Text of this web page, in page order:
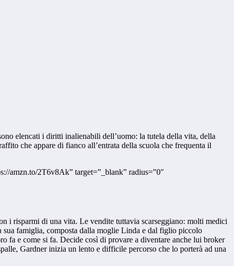
elencati i diritti inalienabili dell’uomo: la tutela della vita, della
che appare di fianco all’entrata della scuola che frequenta il
amzn.to/2T6v8Ak” target=”_blank” radius=”0″
i risparmi di una vita. Le vendite tuttavia scarseggiano: molti medici
sua famiglia, composta dalla moglie Linda e dal figlio piccolo
fa e come si fa. Decide così di provare a diventare anche lui broker
Gardner inizia un lento e difficile percorso che lo porterà ad una